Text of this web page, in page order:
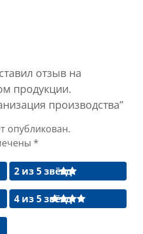
отзыв на
продукции.
производства”
опубликован.
*
2 из 5 звёзд
4 из 5 звёзд